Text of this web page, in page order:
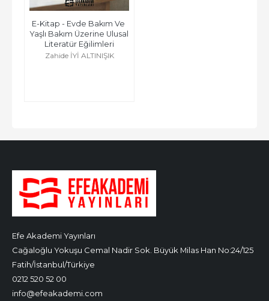
E-Kitap - Evde Bakım Ve
Yaşlı Bakım Üzerine Ulusal
Literatür Eğilimleri
Zahide İYİ ALTINIŞIK
Efe Akademi Yayınları
Cağaloğlu Yokuşu Cemal Nadir Sok. Büyük Milas Han No:24/125
Fatih/İstanbul/Türkiye
0212 520 52 00
info@efeakademi.com